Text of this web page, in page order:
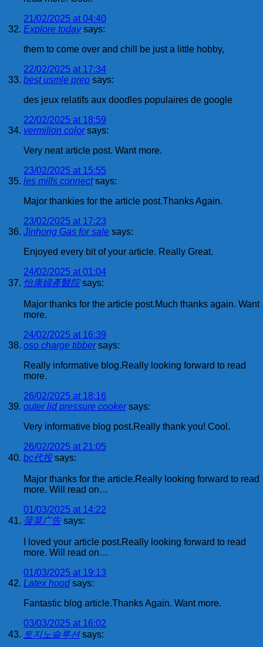
21/02/2025 at 04:40
Explore today says:
them to come over and chill be just a little hobby,
22/02/2025 at 17:34
best usmle prep says:
des jeux relatifs aux doodles populaires de google
22/02/2025 at 18:59
vermilion color says:
Very neat article post. Want more.
23/02/2025 at 15:55
les mills connect says:
Major thankies for the article post.Thanks Again.
23/02/2025 at 17:23
Jinhong Gas for sale says:
Enjoyed every bit of your article. Really Great.
24/02/2025 at 01:04
怡康婦產醫院 says:
Major thanks for the article post.Much thanks again. Want
more.
24/02/2025 at 16:39
oso charge tibber says:
Really informative blog.Really looking forward to read
more.
26/02/2025 at 18:16
outer lid pressure cooker says:
Very informative blog post.Really thank you! Cool.
26/02/2025 at 21:05
bc代投 says:
Major thanks for the article.Really looking forward to read
more. Will read on…
01/03/2025 at 14:22
菠菜广告 says:
I loved your article post.Really looking forward to read
more. Will read on…
01/03/2025 at 19:13
Latex hood says:
Fantastic blog article.Thanks Again. Want more.
03/03/2025 at 16:02
토지노솔루션 says: